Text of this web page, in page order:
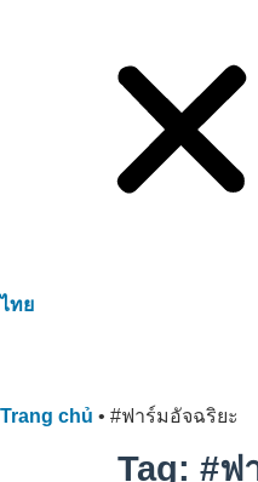
ไทย
Trang chủ • #ฟาร์มอัจฉริยะ
Tag: #ฟ